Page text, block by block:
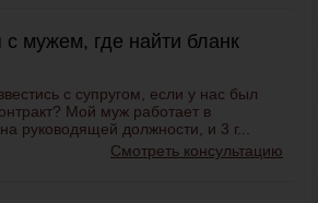
с мужем, где найти бланк
с супругом, если у нас был
Мой муж работает в
руководящей должности, и 3 г...
Смотреть консультацию